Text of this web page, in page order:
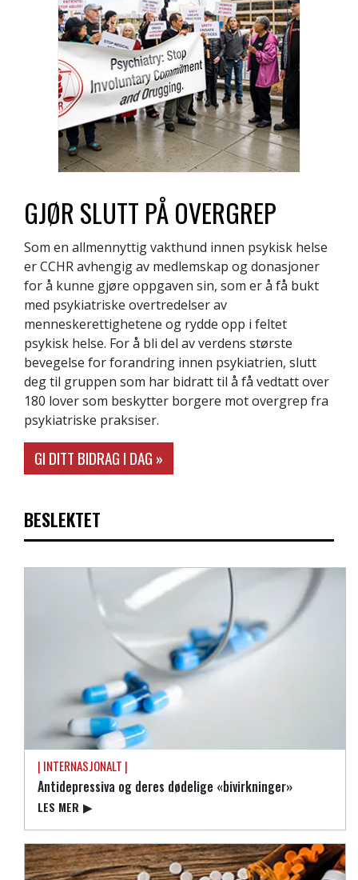
GJØR SLUTT PÅ OVERGREP
Som en allmennyttig vakthund innen psykisk helse
er CCHR avhengig av medlemskap og donasjoner
for å kunne gjøre oppgaven sin, som er å få bukt
med psykiatriske overtredelser av
menneskerettighetene og rydde opp i feltet
psykisk helse. For å bli del av verdens største
bevegelse for forandring innen psykiatrien, slutt
deg til gruppen som har bidratt til å få vedtatt over
180 lover som beskytter borgere mot overgrep fra
psykiatriske praksiser.
GI DITT BIDRAG I DAG »
BESLEKTET
| INTERNASJONALT |
Antidepressiva og deres dødelige «bivirkninger»
LES MER ▶